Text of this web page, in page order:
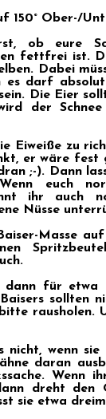
150° Ober-/
ob eure
fettfrei ist.
Dabei
es darf
Die Eier
der
Eiweiße zu
er wäre fest
;-). Dann
euch
ihr auch
Nüsse
Masse
dann für etwa
sollten
rausholen.
nicht, wenn
daran
Wenn
dreht den
sie etwa